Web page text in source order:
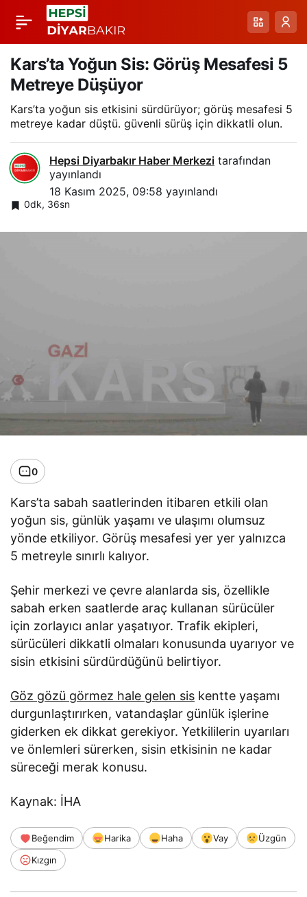
Kars’ta Yoğun Sis: Görüş Mesafesi 5
Metreye Düşüyor
Kars’ta yoğun sis etkisini sürdürüyor; görüş mesafesi 5
metreye kadar düştü. güvenli sürüş için dikkatli olun.
Hepsi Diyarbakır Haber Merkezi tarafından
yayınlandı
18 Kasım 2025, 09:58 yayınlandı
0dk, 36sn
0
Kars’ta sabah saatlerinden itibaren etkili olan
yoğun sis, günlük yaşamı ve ulaşımı olumsuz
yönde etkiliyor. Görüş mesafesi yer yer yalnızca
5 metreyle sınırlı kalıyor.
Şehir merkezi ve çevre alanlarda sis, özellikle
sabah erken saatlerde araç kullanan sürücüler
için zorlayıcı anlar yaşatıyor. Trafik ekipleri,
sürücüleri dikkatli olmaları konusunda uyarıyor ve
sisin etkisini sürdürdüğünü belirtiyor.
Göz gözü görmez hale gelen sis kentte yaşamı
durgunlaştırırken, vatandaşlar günlük işlerine
giderken ek dikkat gerekiyor. Yetkililerin uyarıları
ve önlemleri sürerken, sisin etkisinin ne kadar
süreceği merak konusu.
Kaynak: İHA
Beğendim Harika Haha Vay
Üzgün
Kızgın
Hibrit Yapı Modeliyle
Deprem Sırasında
Dayanıklılık: Taş-
Ahşap-Beton Karışımı
İçin Yeni Yaklaşım
Paylaş